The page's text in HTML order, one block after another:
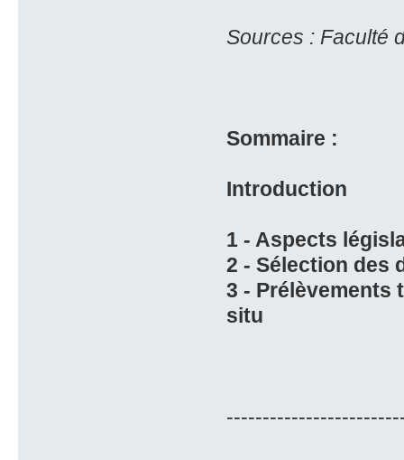
Sources : Faculté
Sommaire :
Introduction
1 - Aspects
2 - Sélection des
3 - Prélèvements
situ